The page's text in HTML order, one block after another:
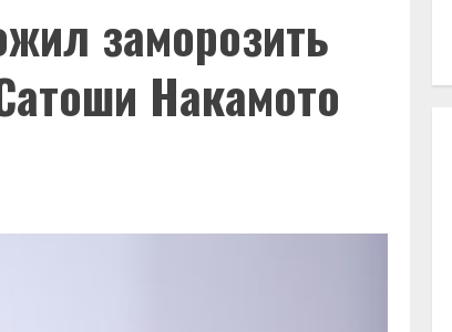
заморозить
Накамото